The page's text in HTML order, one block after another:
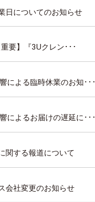
日についてのお知らせ
要】『3Uクレン･･･
による臨時休業のお知･･･
によるお届けの遅延に･･･
関する報道について
会社変更のお知らせ